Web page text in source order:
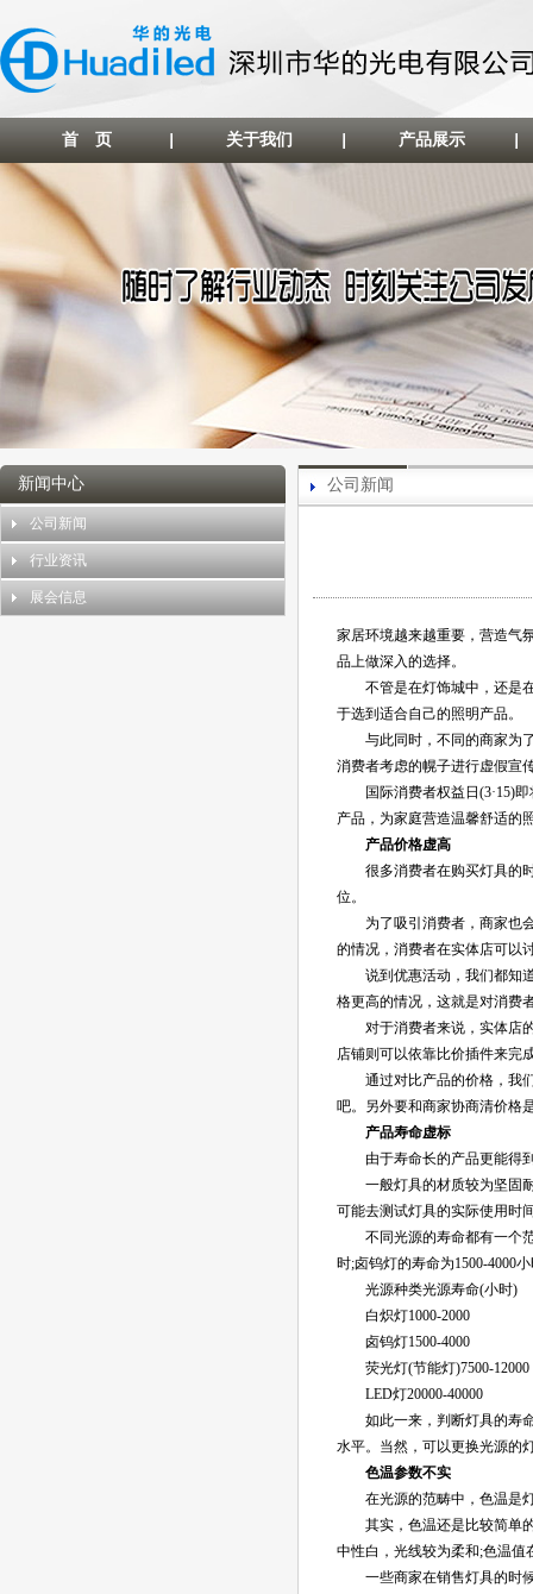
首 页 关于我们 产品展示
新闻中心
公司新闻
行业资讯
展会信息
公司新闻
家居环境越来越重要，营造气
品上做深入的选择。
不管是在灯饰城中，还是
于选到适合自己的照明产品。
与此同时，不同的商家为了
消费者考虑的幌子进行虚假宣
国际消费者权益日(3·15)即
产品，为家庭营造温馨舒适的
产品价格虚高
很多消费者在购买灯具的时
位。
为了吸引消费者，商家也会
的情况，消费者在实体店可以
说到优惠活动，我们都知道
格更高的情况，这就是对消费
对于消费者来说，实体店的
店铺则可以依靠比价插件来完
通过对比产品的价格，我们
吧。另外要和商家协商清价格
产品寿命虚标
由于寿命长的产品更能得到
一般灯具的材质较为坚固耐
可能去测试灯具的实际使用时
不同光源的寿命都有一个范
时;卤钨灯的寿命为1500-4000
光源种类光源寿命(小时)
白炽灯1000-2000
卤钨灯1500-4000
荧光灯(节能灯)7500-12000
LED灯20000-40000
如此一来，判断灯具的寿命
水平。当然，可以更换光源的
色温参数不实
在光源的范畴中，色温是灯
其实，色温还是比较简单的
中性白，光线较为柔和;色温值
一些商家在销售灯具的时候